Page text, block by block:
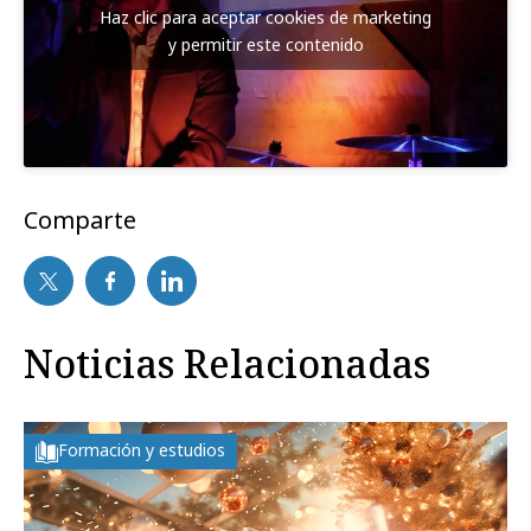
Haz clic para aceptar cookies de marketing
y permitir este contenido
Comparte
Noticias Relacionadas
Formación y estudios